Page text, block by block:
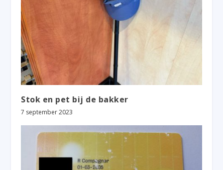
Stok en pet bij de bakker
7 september 2023